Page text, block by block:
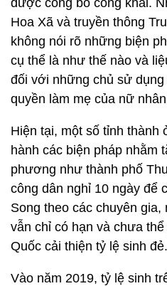
được công bố công khai.
Hoa Xã và truyền thông
không nói rõ những biện
cụ thể là như thế nào và
đối với những chủ sử
quyền làm mẹ của nữ
Hiện tại, một số tỉnh thành
hành các biện pháp nhằm
phương như thành phố
công dân nghỉ 10 ngày để
Song theo các chuyên
vẫn chỉ có hạn và chưa
Quốc cải thiện tỷ lệ sinh đẻ.
Vào năm 2019, tỷ lệ sinh